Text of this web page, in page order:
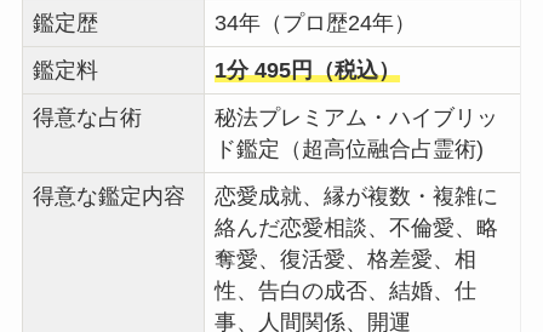
鑑定歴
34年（プロ歴24年）
鑑定料
1分 495円（税込）
得意な占術
秘法プレミアム・ハイブリッ
ド鑑定（超高位融合占霊術)
得意な鑑定内容
恋愛成就、縁が複数・複雑に
絡んだ恋愛相談、不倫愛、略
奪愛、復活愛、格差愛、相
性、告白の成否、結婚、仕
事、人間関係、開運